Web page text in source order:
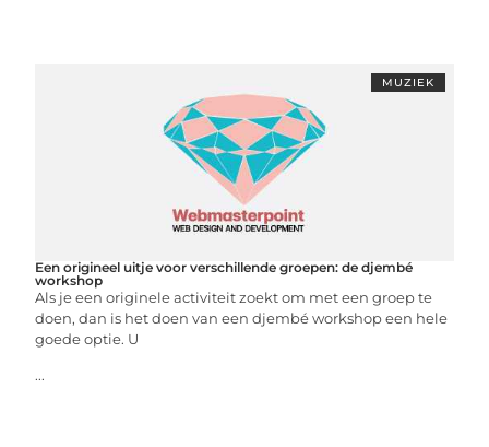
MUZIEK
Een origineel uitje voor verschillende groepen: de djembé
workshop
Als je een originele activiteit zoekt om met een groep te
doen, dan is het doen van een djembé workshop een hele
goede optie. U
...